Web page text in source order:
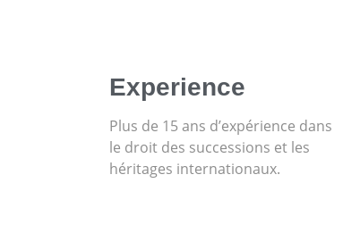
Experience
Plus de 15 ans d’expérience dans
le droit des successions et les
héritages internationaux.